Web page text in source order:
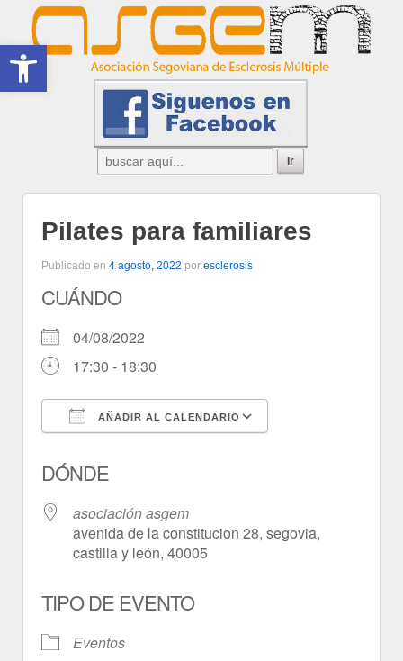
Abrir barra de herramientas
Pilates para familiares
Publicado en 4 agosto, 2022 por esclerosis
CUÁNDO
04/08/2022
17:30 - 18:30
AÑADIR AL CALENDARIO
DÓNDE
asociación asgem
avenida de la constitucion 28, segovia,
castilla y león, 40005
TIPO DE EVENTO
Eventos